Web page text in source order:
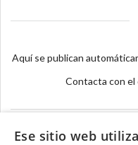
Aquí se publican
Contacta con el
Ese sitio web